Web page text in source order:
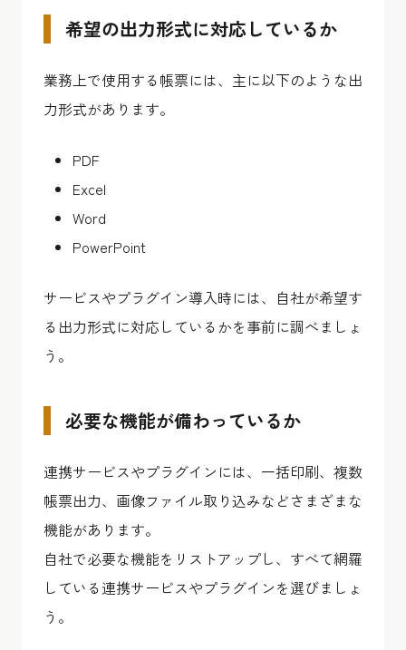
希望の出力形式に対応しているか
業務上で使用する帳票には、主に以下のような出
力形式があります。
PDF
Excel
Word
PowerPoint
サービスやプラグイン導入時には、自社が希望す
る出力形式に対応しているかを事前に調べましょ
う。
必要な機能が備わっているか
連携サービスやプラグインには、一括印刷、複数
帳票出力、画像ファイル取り込みなどさまざまな
機能があります。
自社で必要な機能をリストアップし、すべて網羅
している連携サービスやプラグインを選びましょ
う。